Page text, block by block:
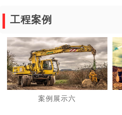
工程案例
案例展示六